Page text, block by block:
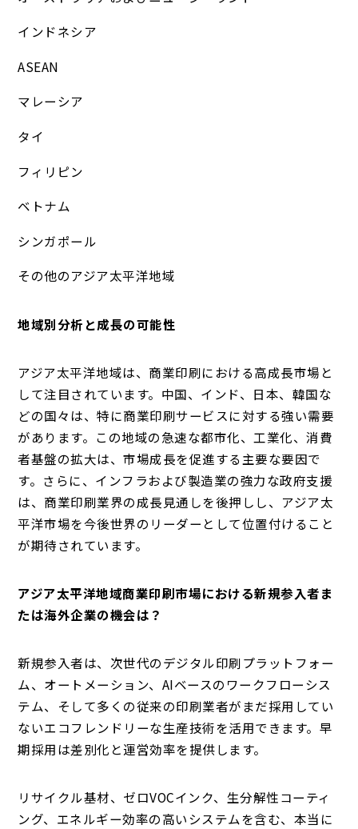
インドネシア
ASEAN
マレーシア
タイ
フィリピン
ベトナム
シンガポール
その他のアジア太平洋地域
地域別分析と成長の可能性
アジア太平洋地域は、商業印刷における高成長市場と
して注目されています。中国、インド、日本、韓国な
どの国々は、特に商業印刷サービスに対する強い需要
があります。この地域の急速な都市化、工業化、消費
者基盤の拡大は、市場成長を促進する主要な要因で
す。さらに、インフラおよび製造業の強力な政府支援
は、商業印刷業界の成長見通しを後押しし、アジア太
平洋市場を今後世界のリーダーとして位置付けること
が期待されています。
アジア太平洋地域商業印刷市場における新規参入者ま
たは海外企業の機会は？
新規参入者は、次世代のデジタル印刷プラットフォー
ム、オートメーション、AIベースのワークフローシス
テム、そして多くの従来の印刷業者がまだ採用してい
ないエコフレンドリーな生産技術を活用できます。早
期採用は差別化と運営効率を提供します。
リサイクル基材、ゼロVOCインク、生分解性コーティ
ング、エネルギー効率の高いシステムを含む、本当に